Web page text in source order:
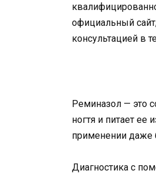
официальный
консультацией в
Реминазол — это
ногтя и питает ее
применении даже
Диагностика с